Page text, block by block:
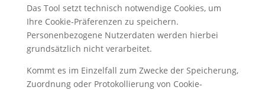
Das Tool setzt technisch notwendige Cookies, um
Ihre Cookie-Präferenzen zu speichern.
Personenbezogene Nutzerdaten werden hierbei
grundsätzlich nicht verarbeitet.
Kommt es im Einzelfall zum Zwecke der Speicherung,
Zuordnung oder Protokollierung von Cookie-